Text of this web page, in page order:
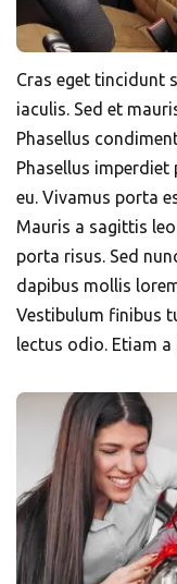
Cras eget tincidunt
iaculis. Sed et
Phasellus
Phasellus
eu. Vivamus porta
Mauris a sagittis
porta risus. Sed
dapibus mollis
Vestibulum finibus
lectus odio. Etiam a